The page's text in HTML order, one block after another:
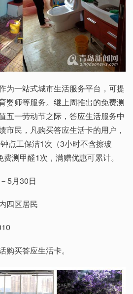
为一站式城市生活服务平台，可提
婴师等服务。继上周推出的免费测
五一劳动节之际，答应生活服务中
市民，凡购买答应生活卡的用户，
点工保洁1次（3小时不含擦玻
测甲醛1次，满赠优惠可累计。
5月30日
四区居民
购买答应生活卡。